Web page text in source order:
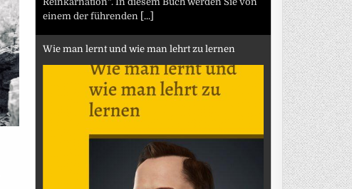
einem der führenden [...]
Wie man lernt und wie man lehrt zu lernen